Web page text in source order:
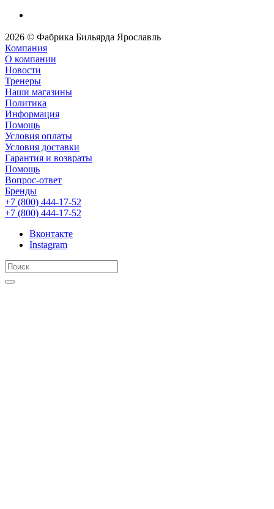
2026 © Фабрика Бильярда Ярославль
Компания
О компании
Новости
Тренеры
Наши магазины
Политика
Информация
Помощь
Условия оплаты
Условия доставки
Гарантия и возвраты
Помощь
Вопрос-ответ
Бренды
+7 (800) 444-17-52
+7 (800) 444-17-52
Вконтакте
Instagram